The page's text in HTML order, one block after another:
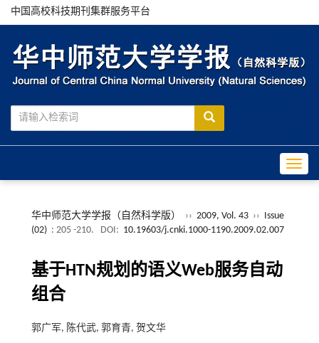
中国高校科技期刊集群服务平台
华中师范大学学报（自然科学版） ›› 2009, Vol. 43 ››
Issue
(02) : 205 -210. DOI: 10.19603/j.cnki.1000-1190.2009.02.007
基于HTN规划的语义Web服务自动
组合
郭广军, 陈代武, 郭育青, 贺文华